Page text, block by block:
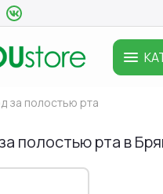
за полостью рта
полостью рта в